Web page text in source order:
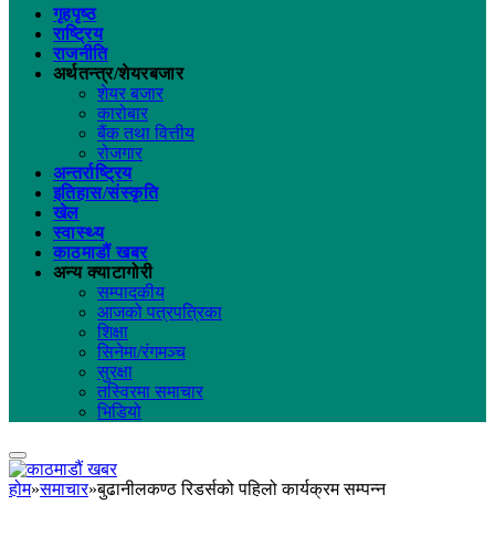
गृहपृष्ठ
राष्ट्रिय
राजनीति
अर्थतन्त्र/शेयरबजार
शेयर बजार
कारोबार
बैंक तथा वित्तीय
रोजगार
अन्तर्राष्ट्रिय
इतिहास/संस्कृति
खेल
स्वास्थ्य
काठमाडौं खबर
अन्य क्याटागोरी
सम्पादकीय
आजको पत्रपत्रिका
शिक्षा
सिनेमा/रंगमञ्च
सुरक्षा
तस्विरमा समाचार
भिडियो
होम»समाचार»बुढानीलकण्ठ रिडर्सको पहिलो कार्यक्रम सम्पन्न